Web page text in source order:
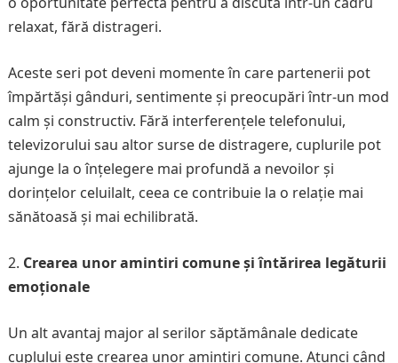
relaxat, fără distrageri.
Aceste seri pot deveni momente în care partenerii pot
împărtăși gânduri, sentimente și preocupări într-un mod
calm și constructiv. Fără interferențele telefonului,
televizorului sau altor surse de distragere, cuplurile pot
ajunge la o înțelegere mai profundă a nevoilor și
dorințelor celuilalt, ceea ce contribuie la o relație mai
sănătoasă și mai echilibrată.
Crearea unor amintiri comune și întărirea legăturii
emoționale
Un alt avantaj major al serilor săptămânale dedicate
cuplului este crearea unor amintiri comune. Atunci când